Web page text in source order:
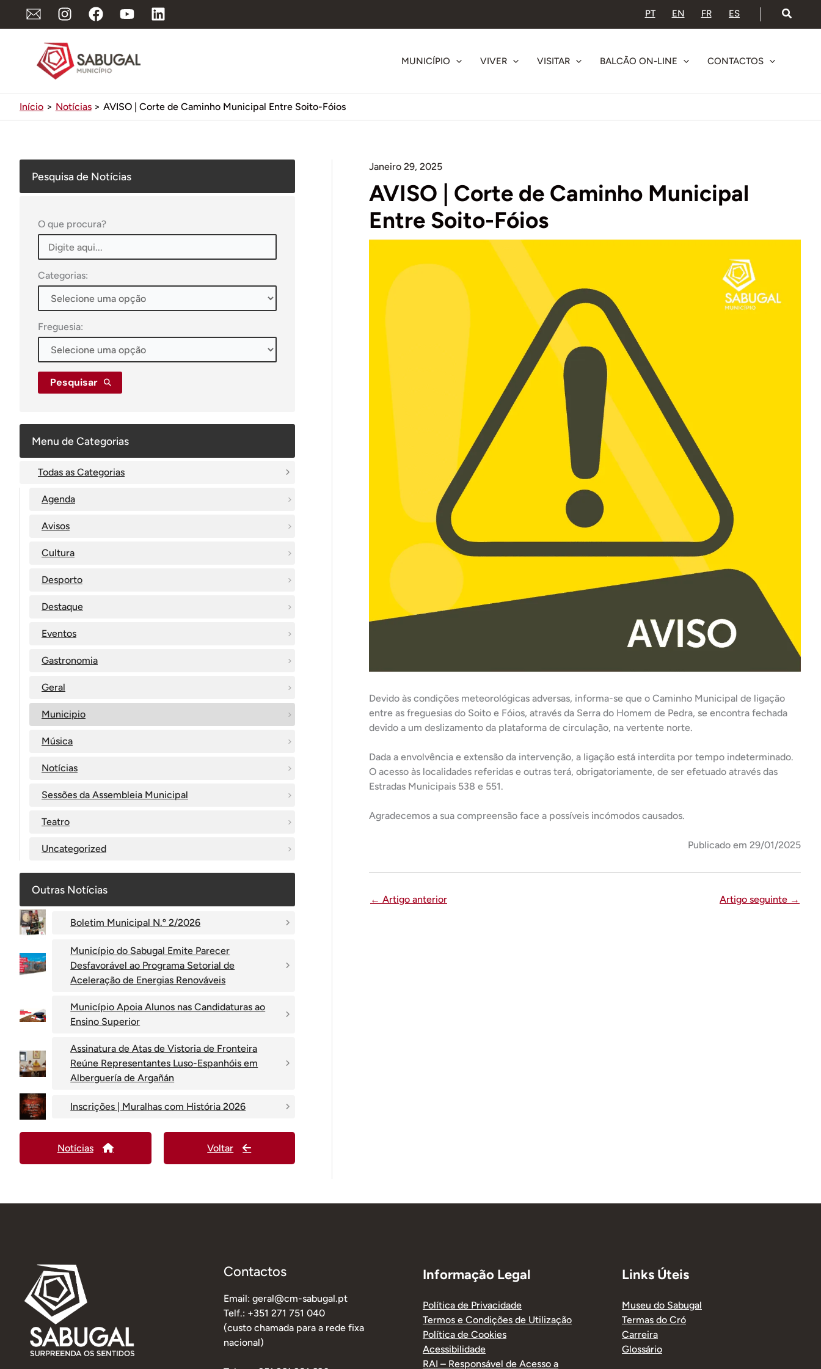
PT EN FR ES
MUNICÍPIO VIVER VISITAR BALCÃO ON-LINE CONTACTOS
Início Notícias AVISO | Corte de Caminho Municipal Entre Soito-Fóios
Pesquisa de Notícias
O que procura?
Categorias:
Freguesia:
Pesquisar
Menu de Categorias
Todas as Categorias
Agenda
Avisos
Cultura
Desporto
Destaque
Eventos
Gastronomia
Geral
Municipio
Música
Notícias
Sessões da Assembleia Municipal
Teatro
Uncategorized
Outras Notícias
Boletim Municipal N.º 2/2026
Município do Sabugal Emite Parecer
Desfavorável ao Programa Setorial de
Aceleração de Energias Renováveis
Município Apoia Alunos nas Candidaturas ao
Ensino Superior
Assinatura de Atas de Vistoria de Fronteira
Reúne Representantes Luso-Espanhóis em
Alberguería de Argañán
Inscrições | Muralhas com História 2026
Notícias Voltar
Janeiro 29, 2025
AVISO | Corte de Caminho Municipal
Entre Soito-Fóios
Devido às condições meteorológicas adversas, informa-se que o Caminho Municipal de ligação
entre as freguesias do Soito e Fóios, através da Serra do Homem de Pedra, se encontra fechada
devido a um deslizamento da plataforma de circulação, na vertente norte.
Dada a envolvência e extensão da intervenção, a ligação está interdita por tempo indeterminado.
O acesso às localidades referidas e outras terá, obrigatoriamente, de ser efetuado através das
Estradas Municipais 538 e 551.
Agradecemos a sua compreensão face a possíveis incómodos causados.
Publicado em 29/01/2025
← Artigo anterior Artigo seguinte →
Contactos
Email: geral@cm-sabugal.pt
Telf.: +351 271 751 040
(custo chamada para a rede fixa
nacional)
Informação Legal
Política de Privacidade
Termos e Condições de Utilização
Política de Cookies
Acessibilidade
RAI – Responsável de Acesso a
Links Úteis
Museu do Sabugal
Termas do Cró
Carreira
Glossário